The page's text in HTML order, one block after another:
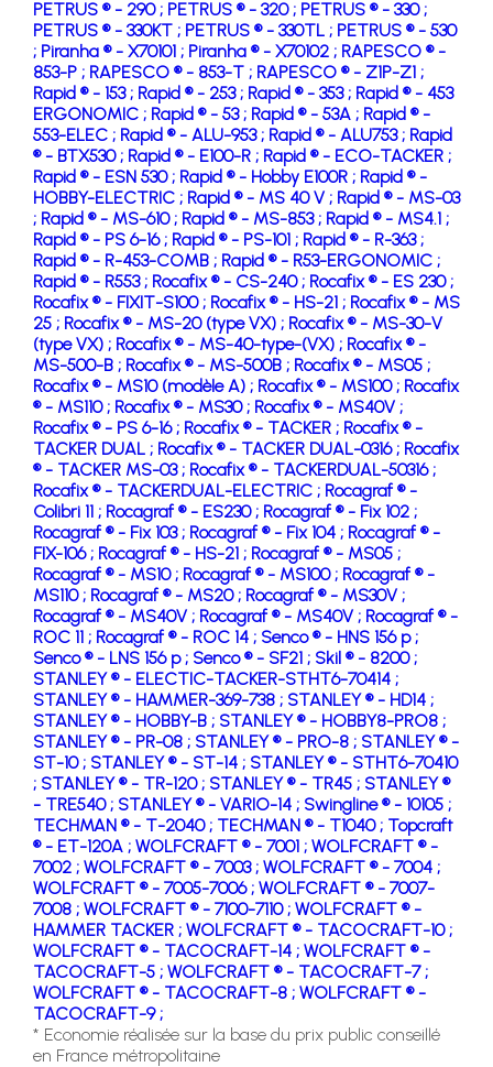
PETRUS ® - 290 ; PETRUS ® - 320 ; PETRUS ® - 330 ;
PETRUS ® - 330KT ; PETRUS ® - 330TL ; PETRUS ® - 530
; Piranha ® - X70101 ; Piranha ® - X70102 ; RAPESCO ® -
853-P ; RAPESCO ® - 853-T ; RAPESCO ® - Z1P-Z1 ;
Rapid ® - 153 ; Rapid ® - 253 ; Rapid ® - 353 ; Rapid ® - 453
ERGONOMIC ; Rapid ® - 53 ; Rapid ® - 53A ; Rapid ® -
553-ELEC ; Rapid ® - ALU-953 ; Rapid ® - ALU753 ; Rapid
® - BTX530 ; Rapid ® - E100-R ; Rapid ® - ECO-TACKER ;
Rapid ® - ESN 530 ; Rapid ® - Hobby E100R ; Rapid ® -
HOBBY-ELECTRIC ; Rapid ® - MS 40 V ; Rapid ® - MS-03
; Rapid ® - MS-610 ; Rapid ® - MS-853 ; Rapid ® - MS4.1 ;
Rapid ® - PS 6-16 ; Rapid ® - PS-101 ; Rapid ® - R-363 ;
Rapid ® - R-453-COMB ; Rapid ® - R53-ERGONOMIC ;
Rapid ® - R553 ; Rocafix ® - CS-240 ; Rocafix ® - ES 230 ;
Rocafix ® - FIXIT-S100 ; Rocafix ® - HS-21 ; Rocafix ® - MS
25 ; Rocafix ® - MS-20 (type VX) ; Rocafix ® - MS-30-V
(type VX) ; Rocafix ® - MS-40-type-(VX) ; Rocafix ® -
MS-500-B ; Rocafix ® - MS-500B ; Rocafix ® - MS05 ;
Rocafix ® - MS10 (modèle A) ; Rocafix ® - MS100 ; Rocafix
® - MS110 ; Rocafix ® - MS30 ; Rocafix ® - MS40V ;
Rocafix ® - PS 6-16 ; Rocafix ® - TACKER ; Rocafix ® -
TACKER DUAL ; Rocafix ® - TACKER DUAL-0316 ; Rocafix
® - TACKER MS-03 ; Rocafix ® - TACKERDUAL-50316 ;
Rocafix ® - TACKERDUAL-ELECTRIC ; Rocagraf ® -
Colibri 11 ; Rocagraf ® - ES230 ; Rocagraf ® - Fix 102 ;
Rocagraf ® - Fix 103 ; Rocagraf ® - Fix 104 ; Rocagraf ® -
FIX-106 ; Rocagraf ® - HS-21 ; Rocagraf ® - MS05 ;
Rocagraf ® - MS10 ; Rocagraf ® - MS100 ; Rocagraf ® -
MS110 ; Rocagraf ® - MS20 ; Rocagraf ® - MS30V ;
Rocagraf ® - MS40V ; Rocagraf ® - MS40V ; Rocagraf ® -
ROC 11 ; Rocagraf ® - ROC 14 ; Senco ® - HNS 156 p ;
Senco ® - LNS 156 p ; Senco ® - SF21 ; Skil ® - 8200 ;
STANLEY ® - ELECTIC-TACKER-STHT6-70414 ;
STANLEY ® - HAMMER-369-738 ; STANLEY ® - HD14 ;
STANLEY ® - HOBBY-B ; STANLEY ® - HOBBY8-PRO8 ;
STANLEY ® - PR-08 ; STANLEY ® - PRO-8 ; STANLEY ® -
ST-10 ; STANLEY ® - ST-14 ; STANLEY ® - STHT6-70410
; STANLEY ® - TR-120 ; STANLEY ® - TR45 ; STANLEY ®
- TRE540 ; STANLEY ® - VARIO-14 ; Swingline ® - 10105 ;
TECHMAN ® - T-2040 ; TECHMAN ® - T1040 ; Topcraft
® - ET-120A ; WOLFCRAFT ® - 7001 ; WOLFCRAFT ® -
7002 ; WOLFCRAFT ® - 7003 ; WOLFCRAFT ® - 7004 ;
WOLFCRAFT ® - 7005-7006 ; WOLFCRAFT ® - 7007-
7008 ; WOLFCRAFT ® - 7100-7110 ; WOLFCRAFT ® -
HAMMER TACKER ; WOLFCRAFT ® - TACOCRAFT-10 ;
WOLFCRAFT ® - TACOCRAFT-14 ; WOLFCRAFT ® -
TACOCRAFT-5 ; WOLFCRAFT ® - TACOCRAFT-7 ;
WOLFCRAFT ® - TACOCRAFT-8 ; WOLFCRAFT ® -
TACOCRAFT-9 ;
* Economie réalisée sur la base du prix public conseillé
en France métropolitaine